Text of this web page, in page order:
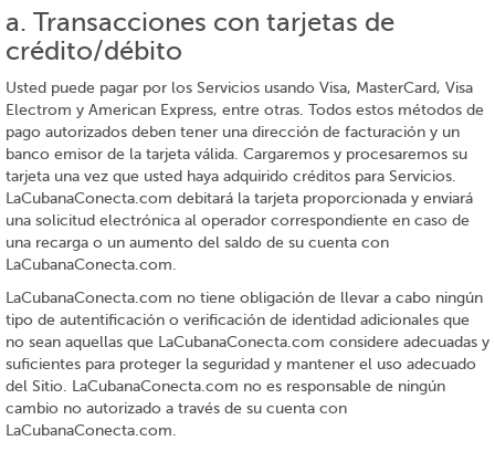
a. Transacciones con tarjetas de
crédito/débito
Usted puede pagar por los Servicios usando Visa, MasterCard, Visa
Electrom y American Express, entre otras. Todos estos métodos de
pago autorizados deben tener una dirección de facturación y un
banco emisor de la tarjeta válida. Cargaremos y procesaremos su
tarjeta una vez que usted haya adquirido créditos para Servicios.
LaCubanaConecta.com debitará la tarjeta proporcionada y enviará
una solicitud electrónica al operador correspondiente en caso de
una recarga o un aumento del saldo de su cuenta con
LaCubanaConecta.com.
LaCubanaConecta.com no tiene obligación de llevar a cabo ningún
tipo de autentificación o verificación de identidad adicionales que
no sean aquellas que LaCubanaConecta.com considere adecuadas y
suficientes para proteger la seguridad y mantener el uso adecuado
del Sitio. LaCubanaConecta.com no es responsable de ningún
cambio no autorizado a través de su cuenta con
LaCubanaConecta.com.